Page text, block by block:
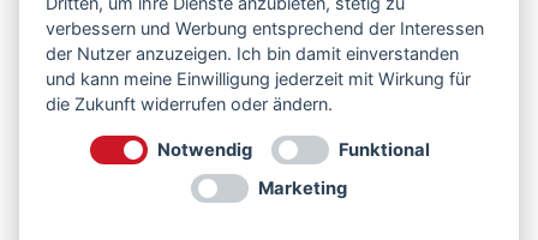
sich alle bei Nagel wohlfühlen. Auch privat ist Kevin ein
echter Teamplayer und Familienmensch. In seiner Freizeit
verbringt er am liebsten Zeit mit seiner Familie oder
powert sich beim Badminton oder Tennis aus. 🏸🎾
Drei Worte, die Kevin beschreiben? Wertschätzung,
fröhlich und teamfähig – und genau das merkt man ihm
verbessern und Werbung entsprechend der Interessen
der Nutzer anzuzeigen. Ich bin damit einverstanden
und kann meine Einwilligung jederzeit mit Wirkung für
die Zukunft widerrufen oder ändern.
Notwendig
Funktional
Marketing